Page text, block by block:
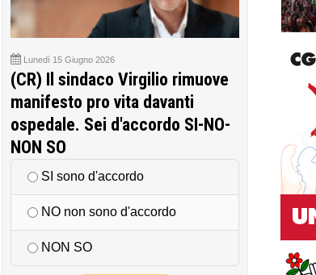
Lunedì 15 Giugno 2026
(CR) Il sindaco Virgilio rimuove
manifesto pro vita davanti
ospedale. Sei d'accordo SI-NO-
NON SO
SI sono d'accordo
NO non sono d'accordo
NON SO